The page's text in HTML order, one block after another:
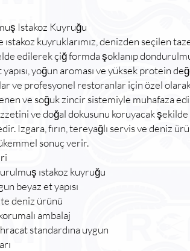
Istakoz Kuyruğu
kuyruklarımız, denizden seçilen
edilerek çiğ formda şoklanıp
yoğun aroması ve yüksek protein
ve profesyonel restoranlar için özel olarak
ve soğuk zincir sistemiyle muhafaza
ve doğal dokusunu koruyacak şekilde
Izgara, fırın, tereyağlı servis ve deniz
sonuç verir.
ıstakoz kuyruğu
beyaz et yapısı
deniz ürünü
ambalaj
standardına uygun